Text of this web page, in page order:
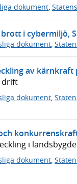
dokument,
i cybermiljö,
dokument,
av kärnkraft
drift
dokument
i
dokument,